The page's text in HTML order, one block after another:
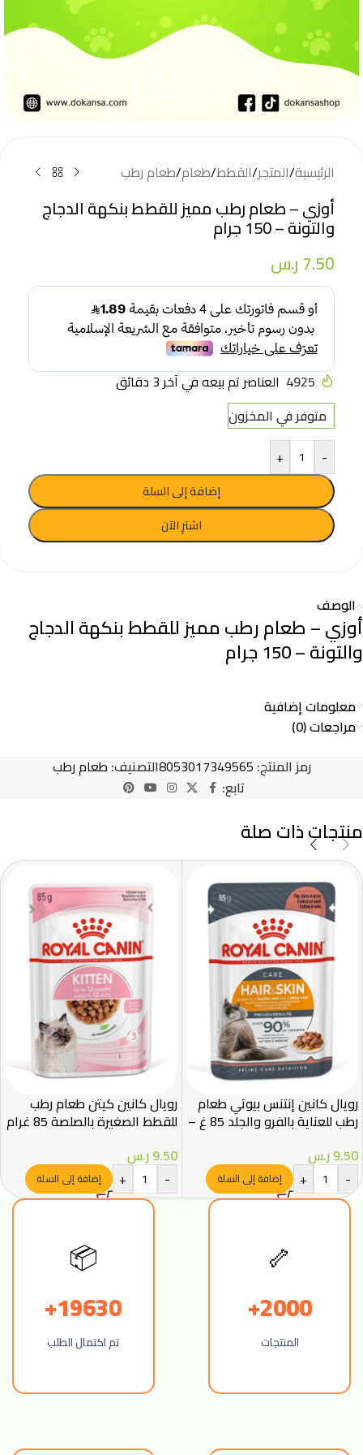
الرئيسية/المتجر/القطط/طعام/طعام رطب
أوزي – طعام رطب مميز للقطط بنكهة الدجاج
والتونة – 150 جرام
7.50ر.س
4925 العناصر تم بيعه في آخر 3 دقائق
متوفر في المخزون
-
+
إضافة إلى السلة
اشترِ الآن
الوصف
أوزي – طعام رطب مميز للقطط بنكهة الدجاج
والتونة – 150 جرام
معلومات إضافية
مراجعات (0)
رمز المنتج: 8053017349565التصنيف: طعام رطب
تابع:
منتجات ذات صلة
رويال كانين إنتنس بيوتي طعام
رطب للعناية بالفرو والجلد 85 غ –
9.50ر.س
-
+ إضافة إلى السلة
رويال كانين كيتن طعام رطب
للقطط الصغيرة بالصلصة 85 غرام
9.50ر.س
-
+ إضافة إلى السلة
🦴
2000+
المنتجات
📦
19630+
تم اكتمال الطلب